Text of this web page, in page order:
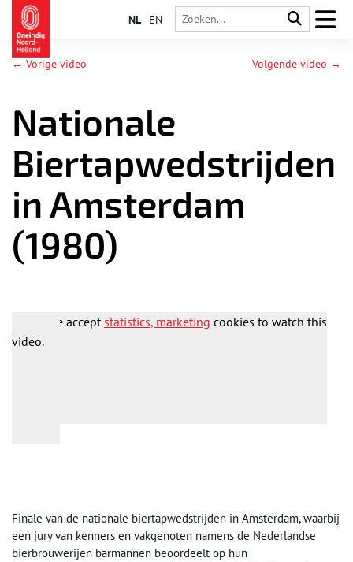
NL EN
← Vorige video Volgende video →
Nationale
Biertapwedstrijden
in Amsterdam
(1980)
Please acceptstatistics, marketing cookies to watch this
video.
Finale van de nationale biertapwedstrijden in Amsterdam, waarbij
een jury van kenners en vakgenoten namens de Nederlandse
bierbrouwerijen barmannen beoordeelt op hun